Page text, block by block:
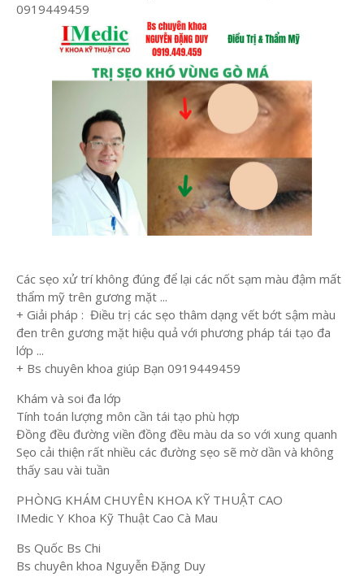
0919449459
Các sẹo xử trí không đúng để lại các nốt sạm màu đậm mất
thẩm mỹ trên gương mặt ...
+ Giải pháp : Điều trị các sẹo thâm dạng vết bớt sậm màu
đen trên gương mặt hiệu quả với phương pháp tái tạo đa
lớp ...
+ Bs chuyên khoa giúp Bạn 0919449459
Khám và soi đa lớp
Tính toán lượng môn cần tái tạo phù hợp
Đồng đều đường viền đồng đều màu da so với xung quanh
Sẹo cải thiện rất nhiều các đường sẹo sẽ mờ dần và không
thấy sau vài tuần
PHÒNG KHÁM CHUYÊN KHOA KỸ THUẬT CAO
IMedic Y Khoa Kỹ Thuật Cao Cà Mau
Bs Quốc Bs Chi
Bs chuyên khoa Nguyễn Đặng Duy